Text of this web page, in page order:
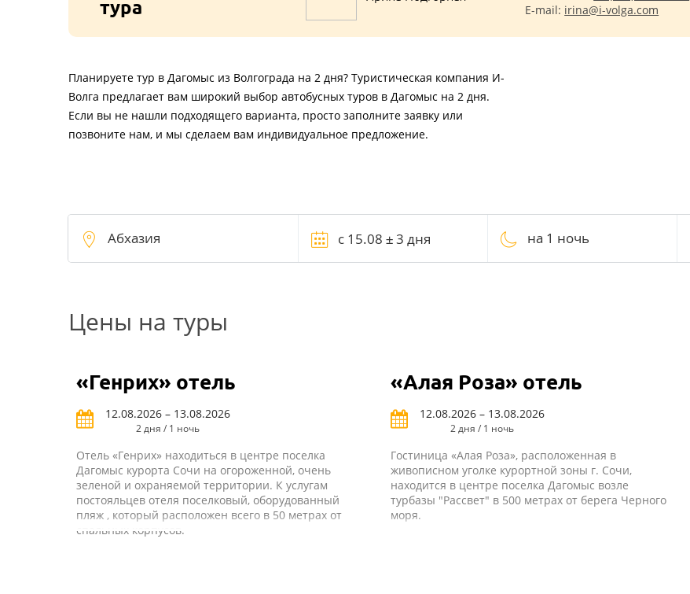
тура
E-mail: irina@i-volga.com
Планируете тур в Дагомыс из Волгограда на 2 дня? Туристическая компания И-
Волга предлагает вам широкий выбор автобусных туров в Дагомыс на 2 дня.
Если вы не нашли подходящего варианта, просто заполните заявку или
позвоните нам, и мы сделаем вам индивидуальное предложение.
на 1 ночь
Цены на туры
«Генрих» отель
12.08.2026 – 13.08.2026
2 дня / 1 ночь
Отель «Генрих» находиться в центре поселка
Дагомыс курорта Сочи на огороженной, очень
зеленой и охраняемой территории. К услугам
постояльцев отеля поселковый, оборудованный
пляж , который расположен всего в 50 метрах от
спальных корпусов.
«Алая Роза» отель
12.08.2026 – 13.08.2026
2 дня / 1 ночь
Гостиница «Алая Роза», расположенная в
живописном уголке курортной зоны г. Сочи,
находится в центре поселка Дагомыс возле
турбазы "Рассвет" в 500 метрах от берега Черного
моря.